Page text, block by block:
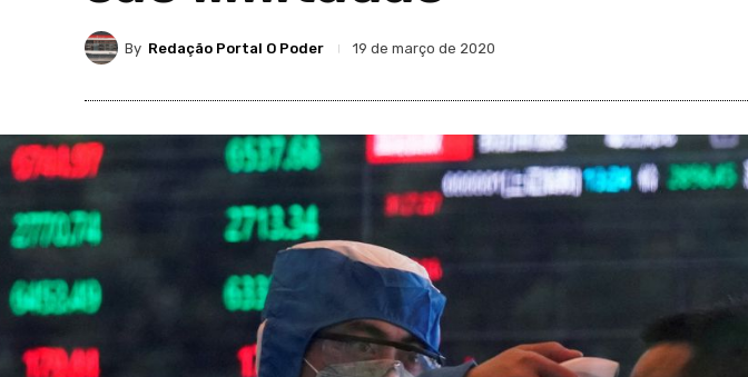
By Redação Portal O Poder 19 de março de 2020